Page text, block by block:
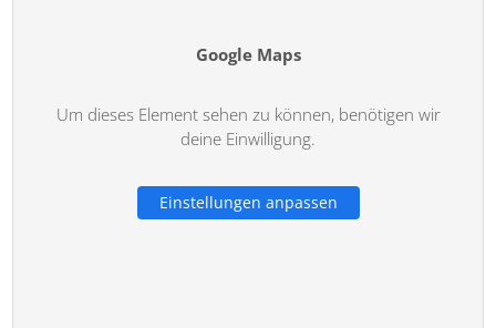
Google Maps
Um dieses Element sehen zu können, benötigen wir
deine Einwilligung.
Einstellungen anpassen